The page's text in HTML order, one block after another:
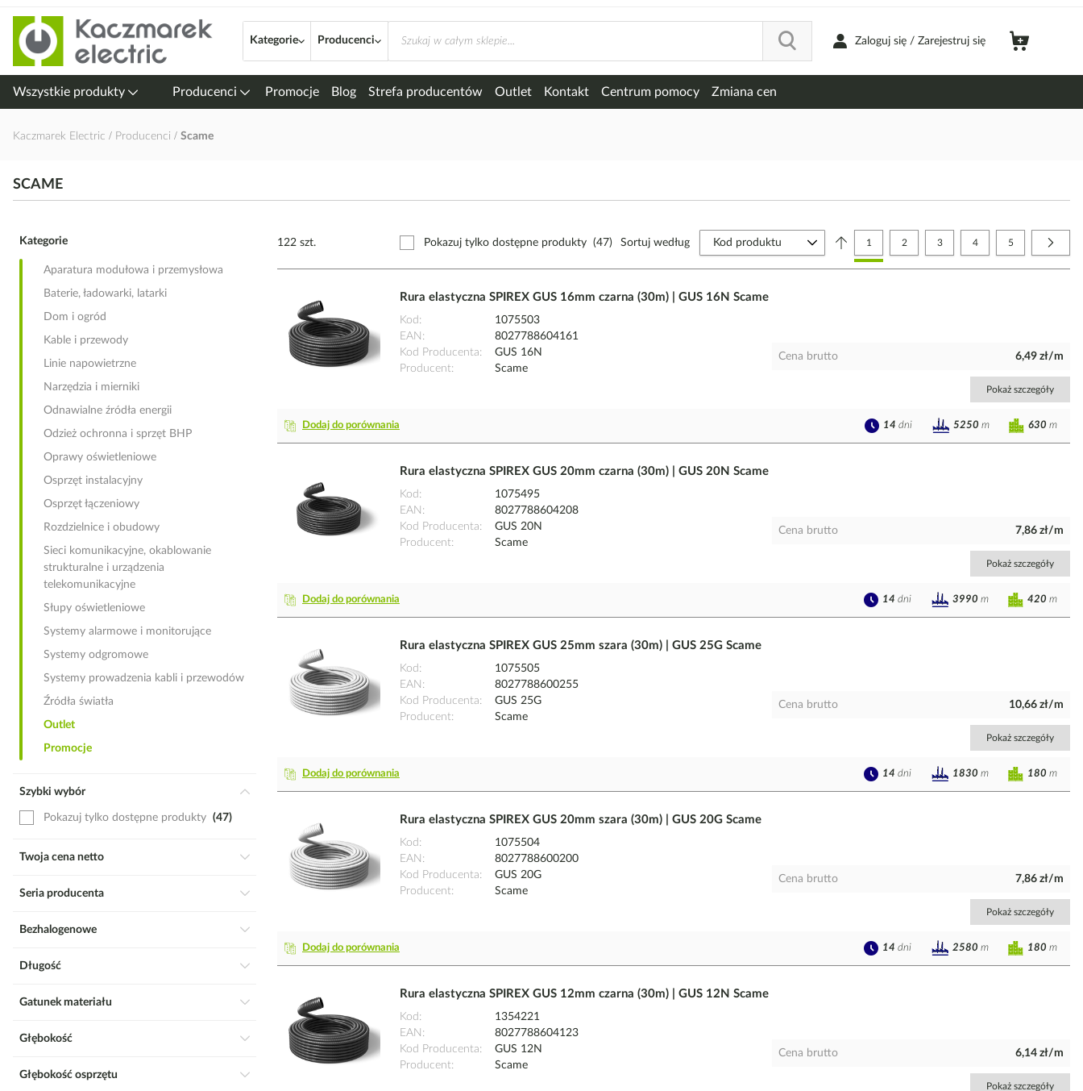
Przejdź
do
treści
Kategorie Producenci Zaloguj się / Zarejestruj się
Wszystkie produkty Producenci Promocje Blog Strefa producentów Outlet Kontakt Centrum pomocy Zmiana cen
Kaczmarek Electric Producenci Scame
SCAME
122 szt. Pokazuj tylko dostępne produkty (47) Strona
Aktualnie czytasz stronę
1 Strona
2 Strona
3 Strona
4 Strona
5
Sortuj według
Rura elastyczna SPIREX GUS 16mm czarna (30m) | GUS 16N Scame
Kod
1075503
EAN
8027788604161
Kod Producenta
GUS 16N
Producent
Scame
Cena brutto 6,49 zł/m
Pokaż szczegóły
Dodaj do porównania 630 m
14 dni 5250 m
Rura elastyczna SPIREX GUS 20mm czarna (30m) | GUS 20N Scame
Kod
1075495
EAN
8027788604208
Kod Producenta
GUS 20N
Producent
Scame
Cena brutto 7,86 zł/m
Pokaż szczegóły
Dodaj do porównania 420 m
14 dni 3990 m
Rura elastyczna SPIREX GUS 25mm szara (30m) | GUS 25G Scame
Kod
1075505
EAN
8027788600255
Kod Producenta
GUS 25G
Producent
Scame
Cena brutto 10,66 zł/m
Pokaż szczegóły
Dodaj do porównania 180 m
14 dni 1830 m
Rura elastyczna SPIREX GUS 20mm szara (30m) | GUS 20G Scame
Kod
1075504
EAN
8027788600200
Kod Producenta
GUS 20G
Producent
Scame
Cena brutto 7,86 zł/m
Pokaż szczegóły
Dodaj do porównania 180 m
14 dni 2580 m
Rura elastyczna SPIREX GUS 12mm czarna (30m) | GUS 12N Scame
Kod
1354221
EAN
8027788604123
Kod Producenta
GUS 12N
Producent
Scame
Cena brutto 6,14 zł/m
Pokaż szczegóły
Kategorie
Aparatura modułowa i przemysłowa
Baterie, ładowarki, latarki
Dom i ogród
Kable i przewody
Linie napowietrzne
Narzędzia i mierniki
Odnawialne źródła energii
Odzież ochronna i sprzęt BHP
Oprawy oświetleniowe
Osprzęt instalacyjny
Osprzęt łączeniowy
Rozdzielnice i obudowy
Sieci komunikacyjne, okablowanie
strukturalne i urządzenia
telekomunikacyjne
Słupy oświetleniowe
Systemy alarmowe i monitorujące
Systemy odgromowe
Systemy prowadzenia kabli i przewodów
Źródła światła
Outlet
Promocje
Szybki wybór
Pokazuj tylko dostępne produkty 47
Twoja cena netto
Seria producenta
Bezhalogenowe
Długość
Gatunek materiału
Głębokość
Głębokość osprzętu